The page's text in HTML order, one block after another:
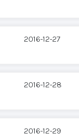
2016-12-27
2016-12-28
2016-12-29